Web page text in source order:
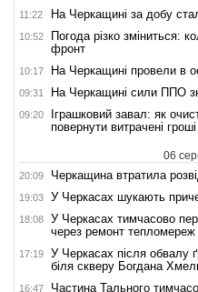
11:22 На Черкащині за добу
10:52
Погода різко зміниться:
фронт
10:17 На Черкащині провели в
09:31 На Черкащині сили ППО
09:20
Іграшковий завал: як
повернути витрачені гроші
06
20:09 Черкащина втратила
19:03 У Черкасах шукають
18:08
У Черкасах тимчасово
через ремонт тепломереж
17:19
У Черкасах після обвалу
біля скверу Богдана
16:47 Частина Тального